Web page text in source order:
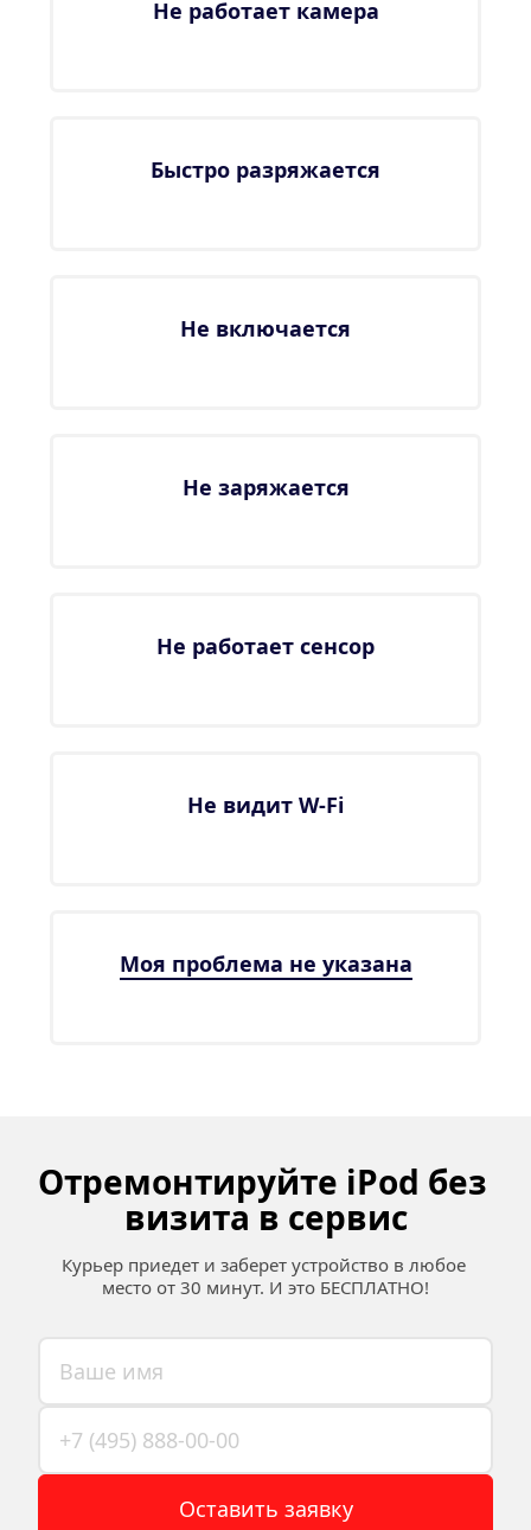
Не работает камера
Быстро разряжается
Не включается
Не заряжается
Не работает сенсор
Не видит W-Fi
Моя проблема не указана
Отремонтируйте iPod без
визита в сервис
Курьер приедет и заберет устройство в любое
место от 30 минут. И это БЕСПЛАТНО!
Оставить заявку